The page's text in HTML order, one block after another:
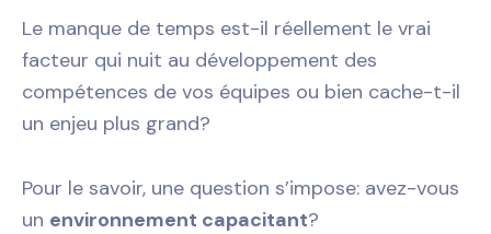
Le manque de temps est-il réellement le vrai
facteur qui nuit au développement des
compétences de vos équipes ou bien cache-t-il
un enjeu plus grand?
Pour le savoir, une question s’impose: avez-vous
un environnement capacitant?